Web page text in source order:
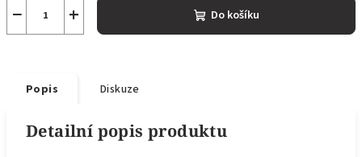
+
− Do košíku
Popis Diskuze
Detailní popis produktu